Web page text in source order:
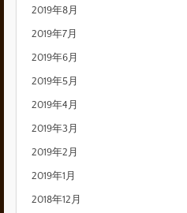
2019年8月
2019年7月
2019年6月
2019年5月
2019年4月
2019年3月
2019年2月
2019年1月
2018年12月